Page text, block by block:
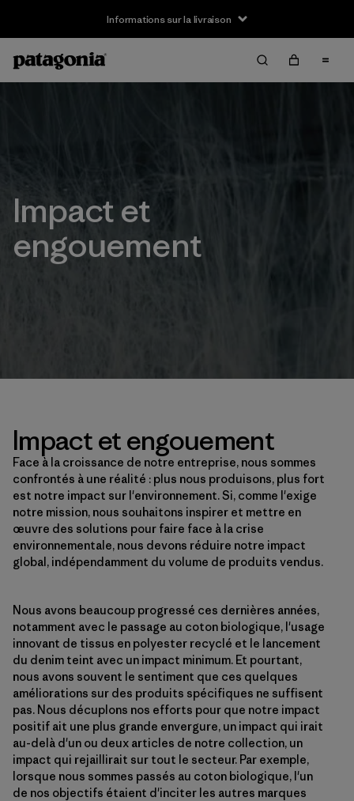
Informations sur la livraison
Impact et
engouement
Impact et engouement
Face à la croissance de notre entreprise, nous sommes
confrontés à une réalité : plus nous produisons, plus fort
est notre impact sur l'environnement. Si, comme l'exige
notre mission, nous souhaitons inspirer et mettre en
œuvre des solutions pour faire face à la crise
environnementale, nous devons réduire notre impact
global, indépendamment du volume de produits vendus.
Nous avons beaucoup progressé ces dernières années,
notamment avec le passage au coton biologique, l'usage
innovant de tissus en polyester recyclé et le lancement
du denim teint avec un impact minimum. Et pourtant,
nous avons souvent le sentiment que ces quelques
améliorations sur des produits spécifiques ne suffisent
pas. Nous décuplons nos efforts pour que notre impact
positif ait une plus grande envergure, un impact qui irait
au-delà d'un ou deux articles de notre collection, un
impact qui rejaillirait sur tout le secteur. Par exemple,
lorsque nous sommes passés au coton biologique, l'un
de nos objectifs étaient d'inciter les autres marques